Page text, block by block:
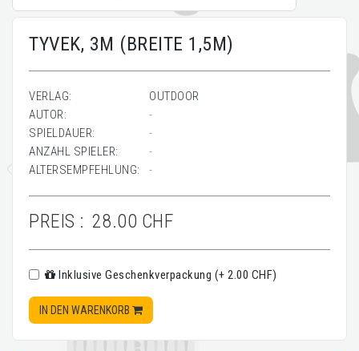
TYVEK, 3M (BREITE 1,5M)
VERLAG:
OUTDOOR
AUTOR:
-
SPIELDAUER:
-
ANZAHL SPIELER:
-
ALTERSEMPFEHLUNG:
-
PREIS : 28.00 CHF
Inklusive Geschenkverpackung (+ 2.00 CHF)
IN DEN WARENKORB